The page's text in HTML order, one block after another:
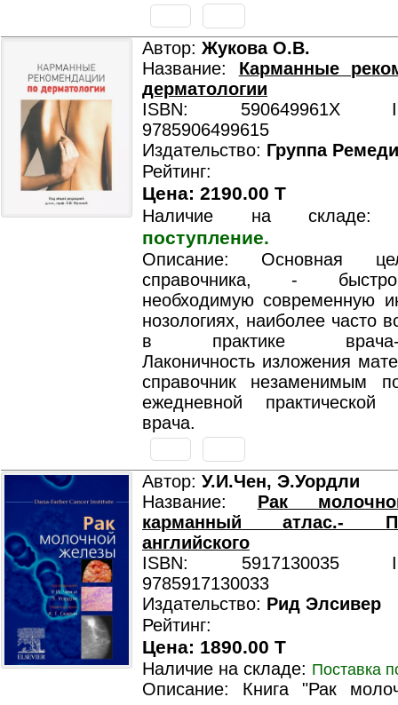
Автор: Жукова О.В.
Название: Карманные
дерматологии
ISBN: 590649961X
9785906499615
Издательство: Группа
Рейтинг:
Цена: 2190.00 T
Наличие на
поступление.
Описание: Основная
справочника, -
необходимую современную
нозологиях, наиболее часто
в практике врача-
Лаконичность изложения
справочник незаменимым
ежедневной практической
врача.
Автор: У.И.Чен, Э.Уордли
Название: Рак
карманный атлас.-
английского
ISBN: 5917130035
9785917130033
Издательство: Рид Элсивер
Рейтинг:
Цена: 1890.00 T
Наличие на складе: Поставка
Описание: Книга "Рак